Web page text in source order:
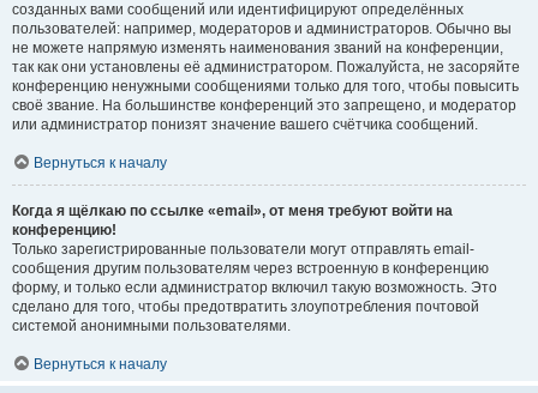
созданных вами сообщений или идентифицируют определённых
пользователей: например, модераторов и администраторов. Обычно вы
не можете напрямую изменять наименования званий на конференции,
так как они установлены её администратором. Пожалуйста, не засоряйте
конференцию ненужными сообщениями только для того, чтобы повысить
своё звание. На большинстве конференций это запрещено, и модератор
или администратор понизят значение вашего счётчика сообщений.
Вернуться к началу
Когда я щёлкаю по ссылке «email», от меня требуют войти на
конференцию!
Только зарегистрированные пользователи могут отправлять email-
сообщения другим пользователям через встроенную в конференцию
форму, и только если администратор включил такую возможность. Это
сделано для того, чтобы предотвратить злоупотребления почтовой
системой анонимными пользователями.
Вернуться к началу